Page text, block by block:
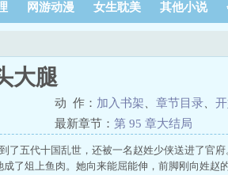
网游动漫 女生耽美 其他小说
大腿
动 作： 加入书架 章节目录
最新章节： 第 95 章大结局
了五代十国乱世，还被一名赵姓少侠送进了官
了俎上鱼肉。她向来能屈能伸，前脚刚向姓赵